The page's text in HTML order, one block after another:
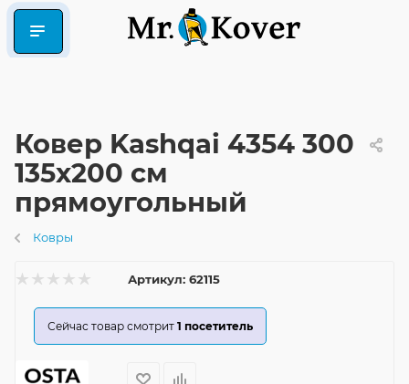
Ковер Kashqai 4354 300
135x200 см
прямоугольный
Ковры
Артикул: 62115
Сейчас товар смотрит 1 посетитель